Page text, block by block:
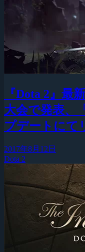
『Dota 2』最
大会で発表、
プデートにて
2017年8月12日
Dota 2